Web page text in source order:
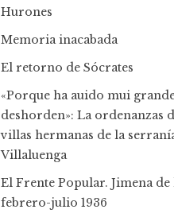
Hurones
Memoria inacabada
El retorno de Sócrates
«Porque ha auido mui
deshorden»: La ordenanzas
villas hermanas de la
Villaluenga
El Frente Popular. Jimena
febrero-julio 1936